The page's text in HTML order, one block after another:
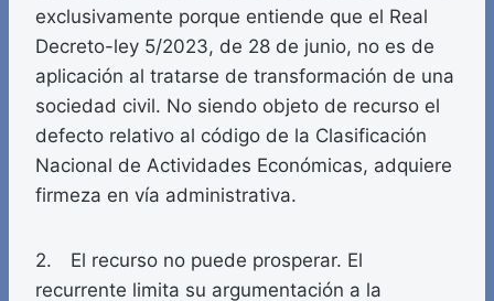
exclusivamente porque entiende que el Real
Decreto-ley 5/2023, de 28 de junio, no es de
aplicación al tratarse de transformación de una
sociedad civil. No siendo objeto de recurso el
defecto relativo al código de la Clasificación
Nacional de Actividades Económicas, adquiere
firmeza en vía administrativa.
2. El recurso no puede prosperar. El
recurrente limita su argumentación a la